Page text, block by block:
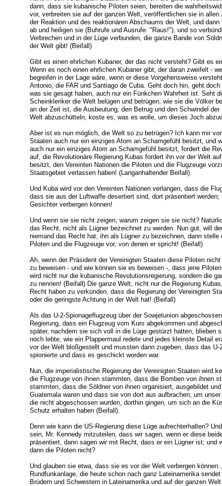
dann, dass sie kubanische Piloten seien, bereiten die
vor, verbreiten sie auf der ganzen Welt, veröffentlichen sie in
der Reaktion und des reaktionären Abschaums der Welt, und
ab und heiligen sie (Buhrufe und Ausrufe: "Raus!"), und so
Verbrechen und in der Lüge verbunden, die ganze Bande von
der Welt gibt! (Beifall)
Gibt es einen ehrlichen Kubaner, der das nicht versteht? Gibt es
Wenn es noch einen ehrlichen Kubaner gibt, der daran zweifelt -
begreifen in der Lage wäre, wenn er diese Vorgehensweise
Antonio, die FAR und Santiago de Cuba. Geht doch hin, geht
was sie gesagt haben, auch nur ein Fünkchen Wahrheit ist. Seht
Scheinkleriker die Welt belügen und betrügen, wie sie die Völker
an der Zeit ist, die Ausbeutung, den Betrug und den Schwindel
Welt abzuschütteln, koste es, was es wolle, um dieses Joch
Aber ist es nun möglich, die Welt so zu betrügen? Ich kann mir
Staaten auch nur ein einziges Atom an Schamgefühl besitzt, und
auch nur ein einziges Atom an Schamgefühl besitzt, fordert die
auf, die Revolutionäre Regierung Kubas fordert ihn vor der Welt
besitzt, den Vereinten Nationen die Piloten und die Flugzeuge
Staatsgebiet verlassen haben! (Langanhaltender Beifall)
Und Kuba wird vor den Vereinten Nationen verlangen, dass die
dass sie aus der Luftwaffe desertiert sind, dort präsentiert
Gesichter verbergen können!
Und wenn sie sie nicht zeigen, warum zeigen sie sie nicht?
das Recht, nicht als Lügner bezeichnet zu werden. Nun gut, will
niemand das Recht hat, ihn als Lügner zu bezeichnen, dann stelle
Piloten und die Flugzeuge vor, von denen er spricht! (Beifall)
Ah, wenn der Präsident der Vereinigten Staaten diese Piloten
zu beweisen - und wie können sie es beweisen -, dass jene
wird nicht nur die kubanische Revolutionsregierung, sondern die
zu nennen! (Beifall) Die ganze Welt, nicht nur die Regierung
Recht haben zu verkünden, dass die Regierung der Vereinigten
oder die geringste Achtung in der Welt hat! (Beifall)
Als das U-2-Spionageflugzeug über der Sowjetunion
Regierung, dass ein Flugzeug vom Kurs abgekommen und
später, nachdem sie sich voll in die Lüge gestürzt hatten, blieben
noch lebte, wie ein Plappermaul redete und jedes kleinste Detail
vor der Welt bloßgestellt und mussten dann zugeben, dass das
spionierte und dass es geschickt worden war.
Nun, die imperialistische Regierung der Vereinigten Staaten wird
die Flugzeuge von ihnen stammten, dass die Bomben von ihnen
stammten, dass die Söldner von ihnen organisiert, ausgebildet
Guatemala waren und dass sie von dort aus aufbrachen, um
die nicht abgeschossen wurden, dorthin gingen, um sich an die
Schutz erhalten haben (Beifall).
Denn wie kann die US-Regierung diese Lüge aufrechterhalten?
sein, Mr. Kennedy mitzuteilen, dass wir sagen, wenn er diese
präsentiert, dann sagen wir mit Recht, dass er ein Lügner ist; und
dann die Piloten nicht?
Und glauben sie etwa, dass sie es vor der Welt verbergen
Rundfunkanlage, die heute schon nach ganz Lateinamerika
Brüdern und Schwestern in Lateinamerika und auf der ganzen